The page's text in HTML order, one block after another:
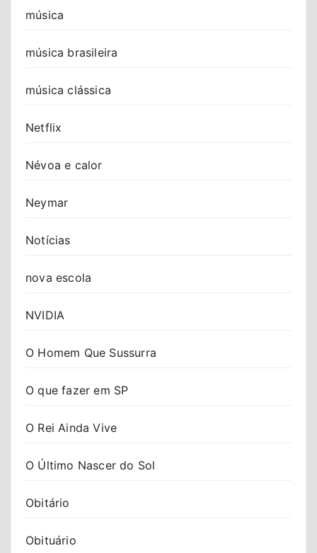
música
música brasileira
música clássica
Netflix
Névoa e calor
Neymar
Notícias
nova escola
NVIDIA
O Homem Que Sussurra
O que fazer em SP
O Rei Ainda Vive
O Último Nascer do Sol
Obitário
Obituário